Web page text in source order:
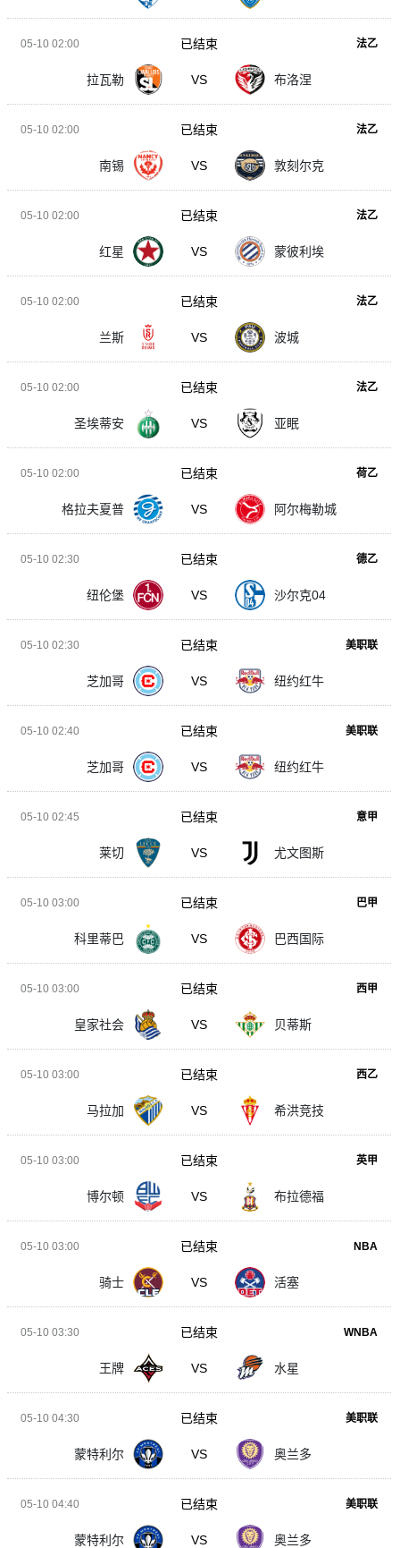
05-10 02:00 法乙
拉瓦勒 VS 布洛涅
已结束
05-10 02:00 法乙
南锡 VS 敦刻尔克
已结束
05-10 02:00 法乙
红星 VS 蒙彼利埃
已结束
05-10 02:00 法乙
兰斯 VS 波城
已结束
05-10 02:00 法乙
圣埃蒂安 VS 亚眠
已结束
05-10 02:00 荷乙
格拉夫夏普 VS 阿尔梅勒城
已结束
05-10 02:30 德乙
纽伦堡 VS 沙尔克04
已结束
05-10 02:30 美职联
芝加哥 VS 纽约红牛
已结束
05-10 02:40 美职联
芝加哥 VS 纽约红牛
已结束
05-10 02:45 意甲
莱切 VS 尤文图斯
已结束
05-10 03:00 巴甲
科里蒂巴 VS 巴西国际
已结束
05-10 03:00 西甲
皇家社会 VS 贝蒂斯
已结束
05-10 03:00 西乙
马拉加 VS 希洪竞技
已结束
05-10 03:00 英甲
博尔顿 VS 布拉德福
已结束
05-10 03:00 NBA
骑士 VS 活塞
已结束
05-10 03:30 WNBA
王牌 VS 水星
已结束
05-10 04:30 美职联
蒙特利尔 VS 奥兰多
已结束
05-10 04:40 美职联
蒙特利尔 VS 奥兰多
已结束